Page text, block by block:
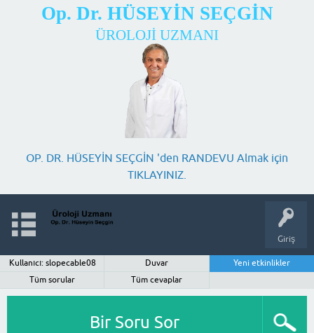
Op. Dr. HÜSEYİN SEÇGİN
ÜROLOJİ UZMANI
OP. DR. HÜSEYİN SEÇGİN 'den RANDEVU Almak için
TIKLAYINIZ.
Giriş
Kullanıcı: slopecable08 Duvar
Yeni etkinlikler
Tüm sorular
Tüm cevaplar
Bir Soru Sor